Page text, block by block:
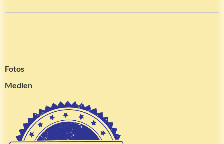
Fotos
Medien